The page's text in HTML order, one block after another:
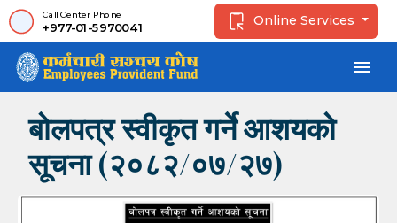
Call Center Phone
+977-01-5970041 Online Services
menu
बोलपत्र स्वीकृत गर्ने आशयको
सूचना (२०८२/०७/२७)